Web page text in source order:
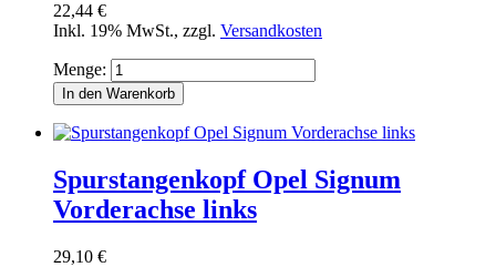
22,44 €
Inkl. 19% MwSt., zzgl. Versandkosten
Menge:
In den Warenkorb
Spurstangenkopf Opel Signum
Vorderachse links
29,10 €